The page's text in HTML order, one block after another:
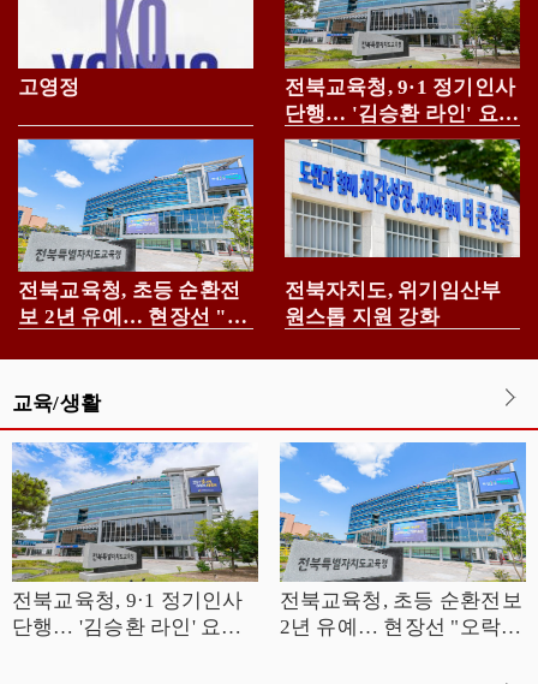
고영정
전북교육청, 9·1 정기인사
단행… '김승환 라인' 요직
전면 복귀
전북교육청, 초등 순환전
보 2년 유예… 현장선 "오
전북자치도, 위기임산부
원스톱 지원 강화
교육/생활
전북교육청, 9·1 정기인사
단행… '김승환 라인' 요직
전북교육청, 초등 순환전보
2년 유예… 현장선 "오락가